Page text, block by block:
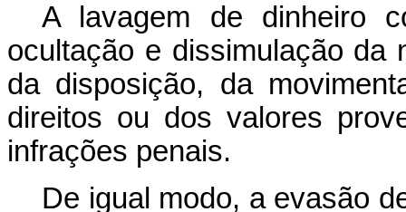
A lavagem de dinheiro
ocultação e dissimulação da
da disposição, da
direitos ou dos valores
infrações penais.
De igual modo, a evasão